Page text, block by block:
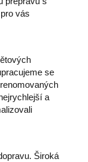
vás
se
a
Široká